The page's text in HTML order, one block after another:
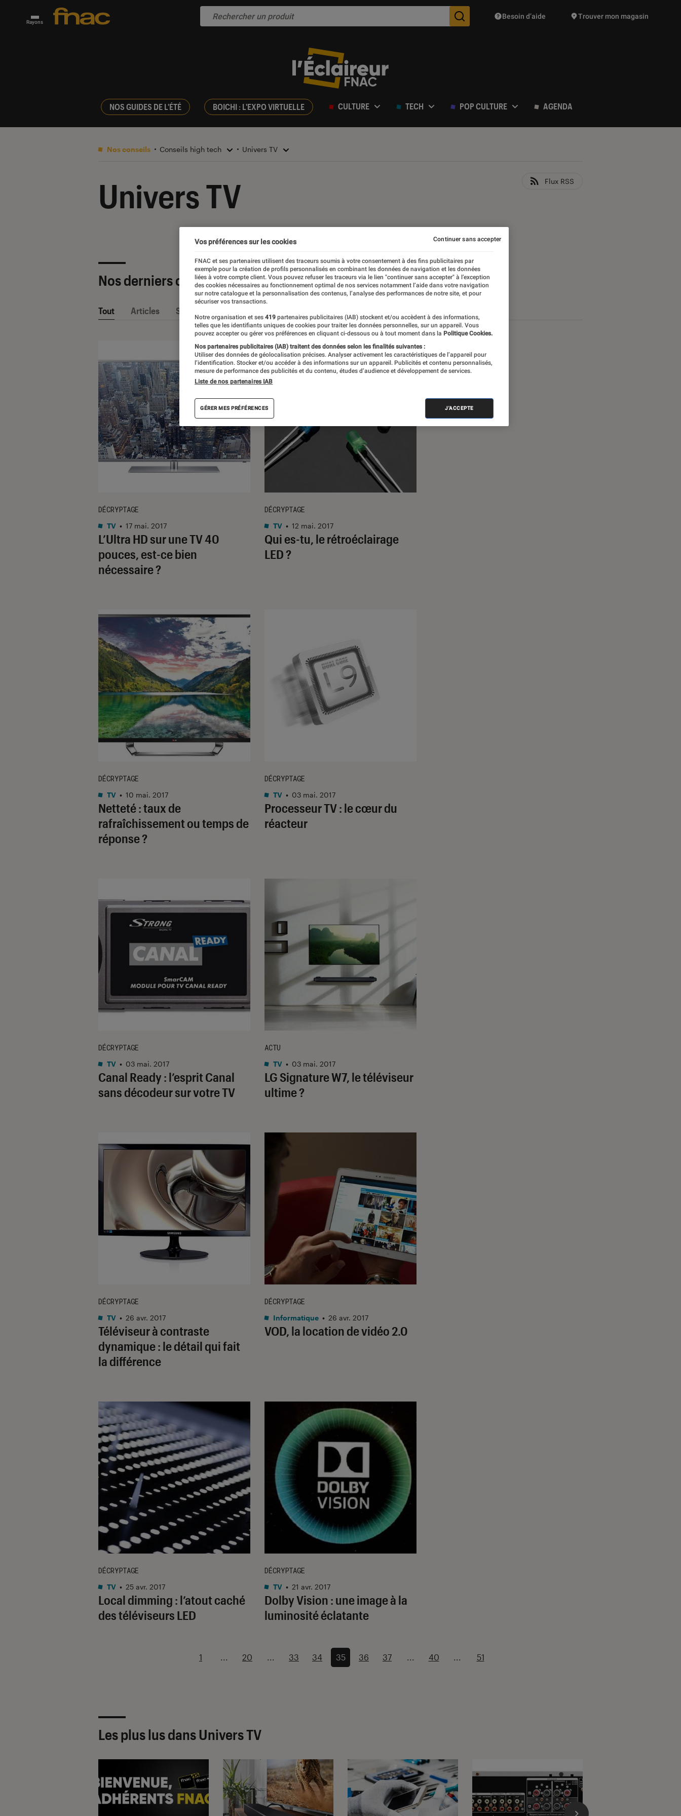
Rayons Des suggestions de produits vont vous être proposées
Besoin d’aide Trouver mon magasin
NOS GUIDES DE L'ÉTÉ BOICHI : L'EXPO VIRTUELLE CULTURE TECH POP CULTURE AGENDA
Nos conseils Conseils high tech Univers TV
Univers TV Flux RSS
Nos derniers contenus
Tout Articles Sélections et guides
L’Ultra HD sur une TV 40
pouces, est-ce bien
nécessaire ?
DÉCRYPTAGE
TV • 17 mai. 2017
Qui es-tu, le rétroéclairage
LED ?
DÉCRYPTAGE
TV • 12 mai. 2017
Netteté : taux de
rafraîchissement ou temps de
réponse ?
DÉCRYPTAGE
TV • 10 mai. 2017
Processeur TV : le cœur du
réacteur
DÉCRYPTAGE
TV • 03 mai. 2017
Canal Ready : l’esprit Canal
sans décodeur sur votre TV
DÉCRYPTAGE
TV • 03 mai. 2017
LG Signature W7, le téléviseur
ultime ?
ACTU
TV • 03 mai. 2017
Téléviseur à contraste
dynamique : le détail qui fait
la différence
DÉCRYPTAGE
TV • 26 avr. 2017
VOD, la location de vidéo 2.0
DÉCRYPTAGE
Informatique • 26 avr. 2017
Local dimming : l’atout caché
des téléviseurs LED
DÉCRYPTAGE
TV • 25 avr. 2017
Dolby Vision : une image à la
luminosité éclatante
DÉCRYPTAGE
TV • 21 avr. 2017
1 ... 20 ... 33 34 35 36 37 ... 40 ... 51
Les plus lus dans Univers TV
Vos préférences sur les cookies
FNAC et ses partenaires utilisent des traceurs soumis à votre consentement à des fins publicitaires par
exemple pour la création de profils personnalisés en combinant les données de navigation et les données
liées à votre compte client. Vous pouvez refuser les traceurs via le lien "continuer sans accepter" à l’exception
des cookies nécessaires au fonctionnement optimal de nos services notamment l’aide dans votre navigation
sur notre catalogue et la personnalisation des contenus, l’analyse des performances de notre site, et pour
sécuriser vos transactions.
Notre organisation et ses 419 partenaires publicitaires (IAB) stockent et/ou accèdent à des informations,
telles que les identifiants uniques de cookies pour traiter les données personnelles, sur un appareil. Vous
pouvez accepter ou gérer vos préférences en cliquant ci-dessous ou à tout moment dans la Politique Cookies.
Nos partenaires publicitaires (IAB) traitent des données selon les finalités suivantes :
Utiliser des données de géolocalisation précises. Analyser activement les caractéristiques de l’appareil pour
l’identification. Stocker et/ou accéder à des informations sur un appareil. Publicités et contenu personnalisés,
mesure de performance des publicités et du contenu, études d’audience et développement de services.
Liste de nos partenaires IAB
GÉRER MES PRÉFÉRENCES J'ACCEPTE
Continuer sans accepter